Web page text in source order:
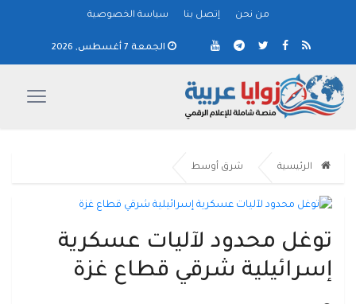
من نحن إتصل بنا سياسة الخصوصية
الجمعة 7 أغسطس, 2026
الرئيسية شرق أوسط
توغل محدود لآليات عسكرية
إسرائيلية شرقي قطاع غزة